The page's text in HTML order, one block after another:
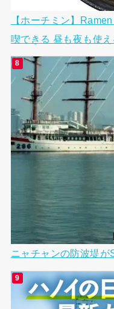
【ホーチミン】
喫できる 昼も夜も使
ニャチャンの防波堤が